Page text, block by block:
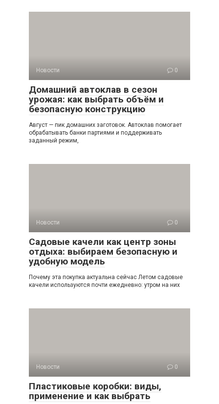
Новости 0
Домашний автоклав в сезон
урожая: как выбрать объём и
безопасную конструкцию
Август — пик домашних заготовок. Автоклав помогает
обрабатывать банки партиями и поддерживать
заданный режим,
Новости 0
Садовые качели как центр зоны
отдыха: выбираем безопасную и
удобную модель
Почему эта покупка актуальна сейчас Летом садовые
качели используются почти ежедневно: утром на них
Новости 0
Пластиковые коробки: виды,
применение и как выбрать